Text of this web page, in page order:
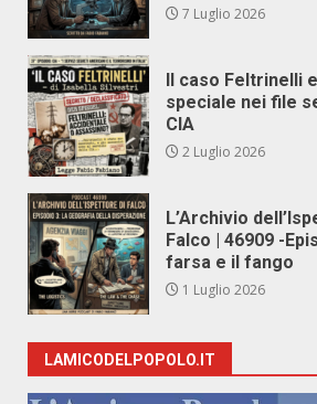
7 Luglio 2026
Il caso Feltrinelli
speciale nei file
CIA
2 Luglio 2026
L’Archivio
Falco | 46909 -
farsa e il fango
1 Luglio 2026
LAMICODELPOPOLO.IT